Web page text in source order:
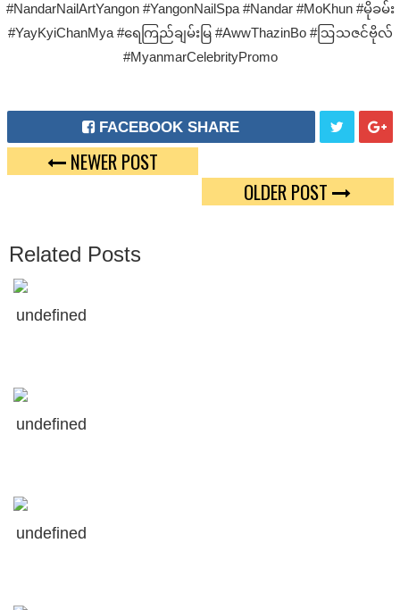
#NandarNailArtYangon #YangonNailSpa #Nandar #MoKhun #မိုခမ်း
#YayKyiChanMya #ရေကြည်ချမ်းမြ #AwwThazinBo #ဩသဇင်ဗိုလ်
#MyanmarCelebrityPromo
FACEBOOK SHARE
W
NEWER POST
OLDER POST
Related Posts
undefined
undefined
undefined